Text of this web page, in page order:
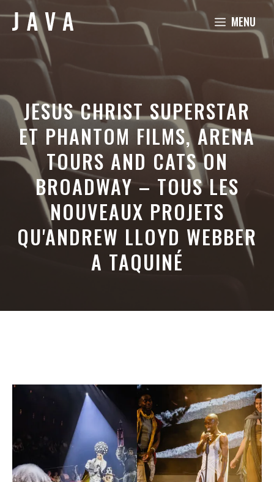
contenu
MENU
JESUS CHRIST SUPERSTAR
ET PHANTOM FILMS, ARENA
TOURS AND CATS ON
BROADWAY – TOUS LES
NOUVEAUX PROJETS
QU'ANDREW LLOYD WEBBER
A TAQUINÉ